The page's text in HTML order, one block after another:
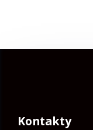
Kontakty